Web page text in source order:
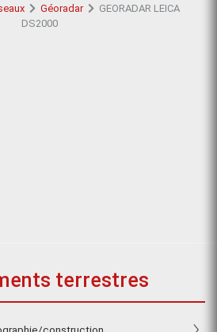
Géoradar
GEORADAR LEICA
DS2000
terrestres
construction